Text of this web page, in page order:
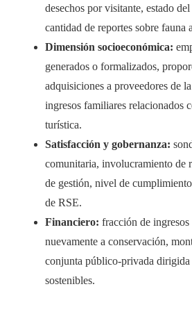
desechos por visitante, estado
cantidad de reportes sobre fauna
Dimensión socioeconómica:
generados o formalizados,
adquisiciones a proveedores de
ingresos familiares relacionados
turística.
Satisfacción y gobernanza:
comunitaria, involucramiento de
de gestión, nivel de
de RSE.
Financiero: fracción de ingresos
nuevamente a conservación,
conjunta público-privada
sostenibles.